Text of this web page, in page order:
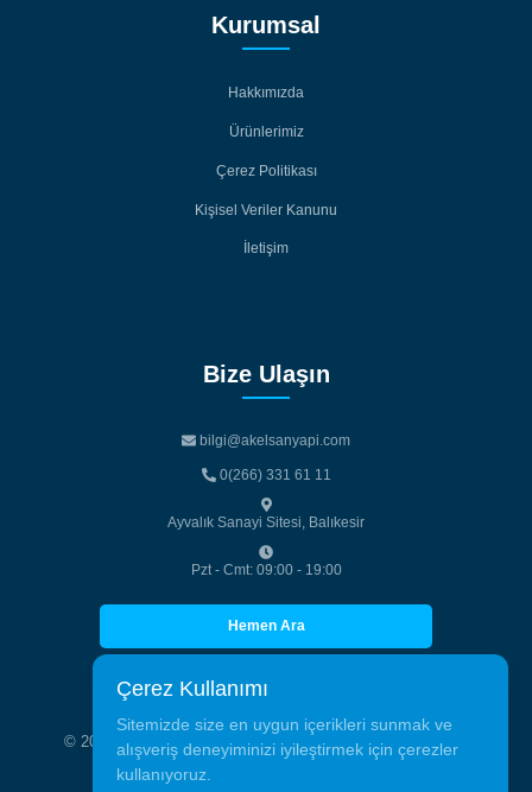
Kurumsal
Hakkımızda
Ürünlerimiz
Çerez Politikası
Kişisel Veriler Kanunu
İletişim
Bize Ulaşın
bilgi@akelsanyapi.com
0(266) 331 61 11
Ayvalık Sanayi Sitesi, Balıkesir
Pzt - Cmt: 09:00 - 19:00
Hemen Ara
Hemen Ara
© 2026 Akelsan Alüminyum Tic. San. Tüm hakları saklıdır.
Çerez Kullanımı
Sitemizde size en uygun içerikleri sunmak ve
alışveriş deneyiminizi iyileştirmek için çerezler
kullanıyoruz.